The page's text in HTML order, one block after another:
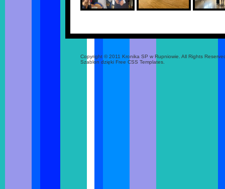
Copyright © 2011 Kronika SP w Rupniowie. All Rights
Szablon dzięki Free CSS Templates.